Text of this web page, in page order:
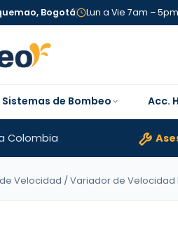
Bogotá Lun a Vie 7am – 5pm
Sistemas de Bombeo Acc.
Colombia
Velocidad / Variador de Velocidad